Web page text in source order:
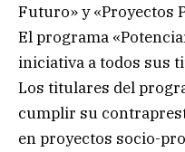
Futuro» y «Proyectos
El programa
iniciativa a todos sus
Los titulares del
cumplir su
en proyectos socio-